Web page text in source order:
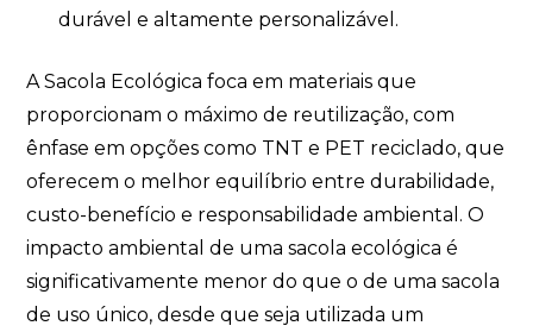
durável e altamente personalizável.
A Sacola Ecológica foca em materiais que
proporcionam o máximo de reutilização, com
ênfase em opções como TNT e PET reciclado, que
oferecem o melhor equilíbrio entre durabilidade,
custo-benefício e responsabilidade ambiental. O
impacto ambiental de uma sacola ecológica é
significativamente menor do que o de uma sacola
de uso único, desde que seja utilizada um